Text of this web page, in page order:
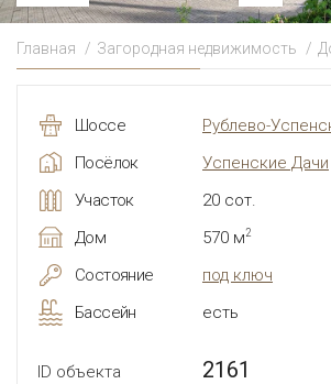
Главная Загородная недвижимость
Шоссе
Рублево-
Посёлок
Успенские Дачи
Участок
20 сот.
Дом
570 м2
Состояние
под ключ
Бассейн
есть
ID объекта 2161